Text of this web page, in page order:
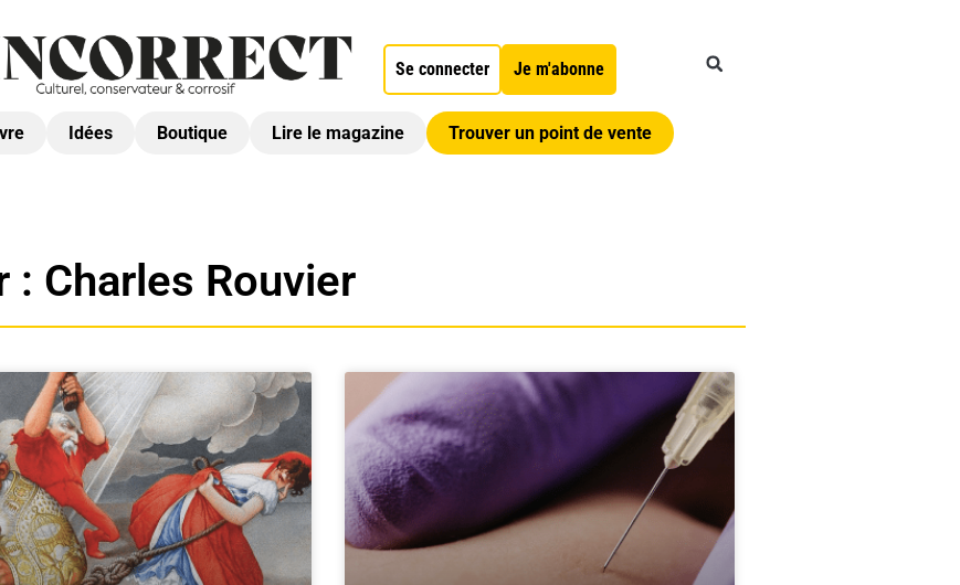
Se connecter Je m'abonne
Idées Boutique Lire le magazine Trouver un point de vente
: Charles Rouvier